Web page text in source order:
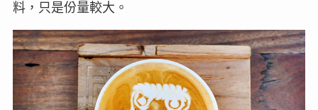
料，只是份量較大。